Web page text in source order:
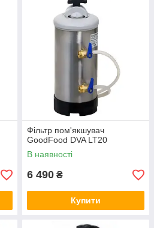
Фільтр пом'якшувач
GoodFood DVA LT20
В наявності
6 490 ₴
Купити